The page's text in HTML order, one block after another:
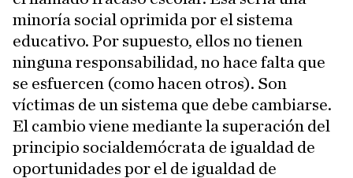
minoría social oprimida por el sistema
educativo. Por supuesto, ellos no tienen
ninguna responsabilidad, no hace falta que
se esfuercen (como hacen otros). Son
víctimas de un sistema que debe cambiarse.
El cambio viene mediante la superación del
principio socialdemócrata de igualdad de
oportunidades por el de igualdad de